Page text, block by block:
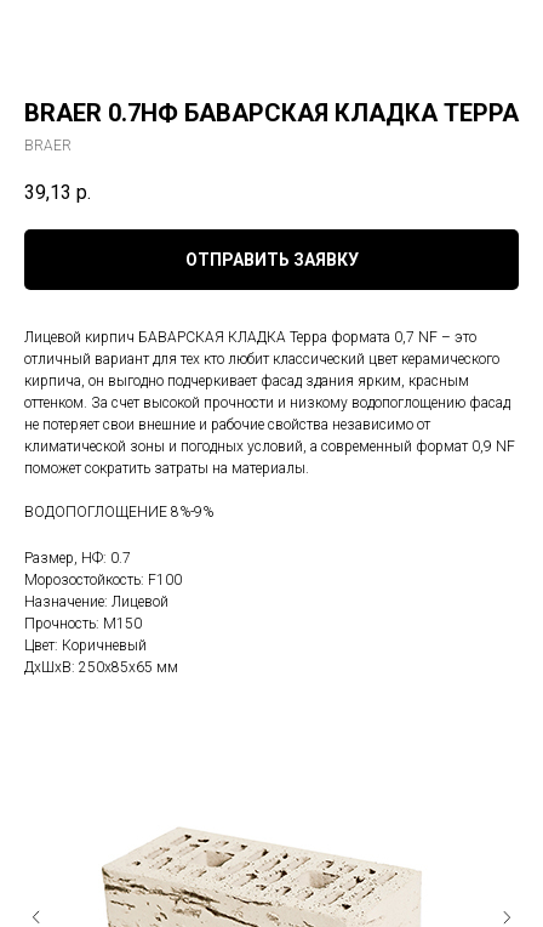
BRAER 0.7НФ БАВАРСКАЯ КЛАДКА ТЕРРА
BRAER
39,13 р.
ОТПРАВИТЬ ЗАЯВКУ
Лицевой кирпич БАВАРСКАЯ КЛАДКА Терра формата 0,7 NF – это
отличный вариант для тех кто любит классический цвет керамического
кирпича, он выгодно подчеркивает фасад здания ярким, красным
оттенком. За счет высокой прочности и низкому водопоглощению фасад
не потеряет свои внешние и рабочие свойства независимо от
климатической зоны и погодных условий, а современный формат 0,9 NF
поможет сократить затраты на материалы.
ВОДОПОГЛОЩЕНИЕ 8%-9%
Размер, НФ: 0.7
Морозостойкость: F100
Назначение: Лицевой
Прочность: М150
Цвет: Коричневый
ДxШxВ: 250x85x65 мм